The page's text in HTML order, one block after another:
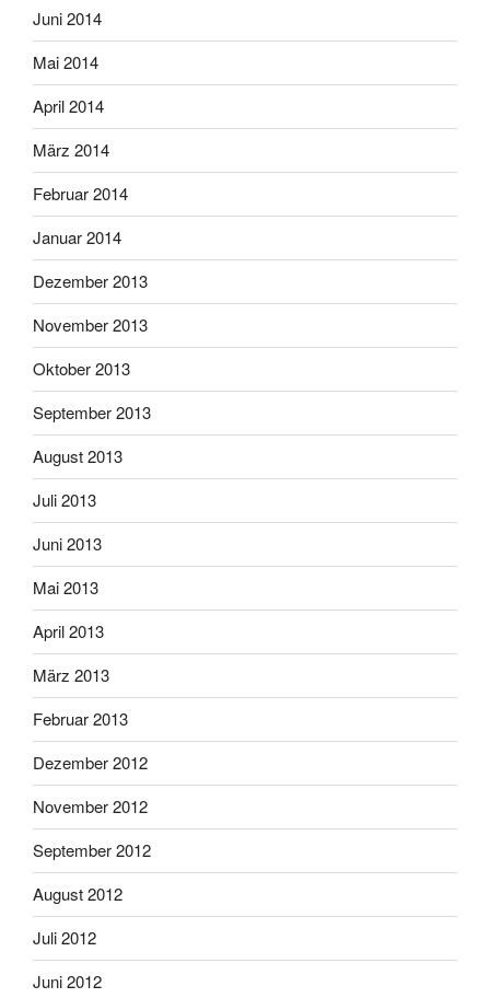
Juni 2014
Mai 2014
April 2014
März 2014
Februar 2014
Januar 2014
Dezember 2013
November 2013
Oktober 2013
September 2013
August 2013
Juli 2013
Juni 2013
Mai 2013
April 2013
März 2013
Februar 2013
Dezember 2012
November 2012
September 2012
August 2012
Juli 2012
Juni 2012